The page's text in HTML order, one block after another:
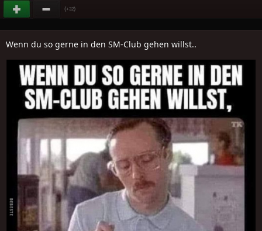
(+32)
Wenn du so gerne in den SM-Club gehen willst..